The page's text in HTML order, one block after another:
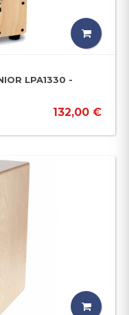
LPA1330 -
132,00 €